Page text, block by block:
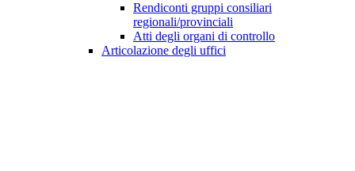
Rendiconti gruppi consiliari
regionali/provinciali
Atti degli organi di controllo
Articolazione degli uffici